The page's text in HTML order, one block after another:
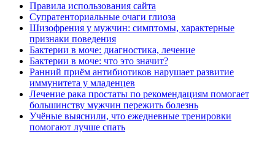
Правила использования сайта
Супратенториальные очаги глиоза
Шизофрения у мужчин: симптомы, характерные
признаки поведения
Бактерии в моче: диагностика, лечение
Бактерии в моче: что это значит?
Ранний приём антибиотиков нарушает развитие
иммунитета у младенцев
Лечение рака простаты по рекомендациям помогает
большинству мужчин пережить болезнь
Учёные выяснили, что ежедневные тренировки
помогают лучше спать